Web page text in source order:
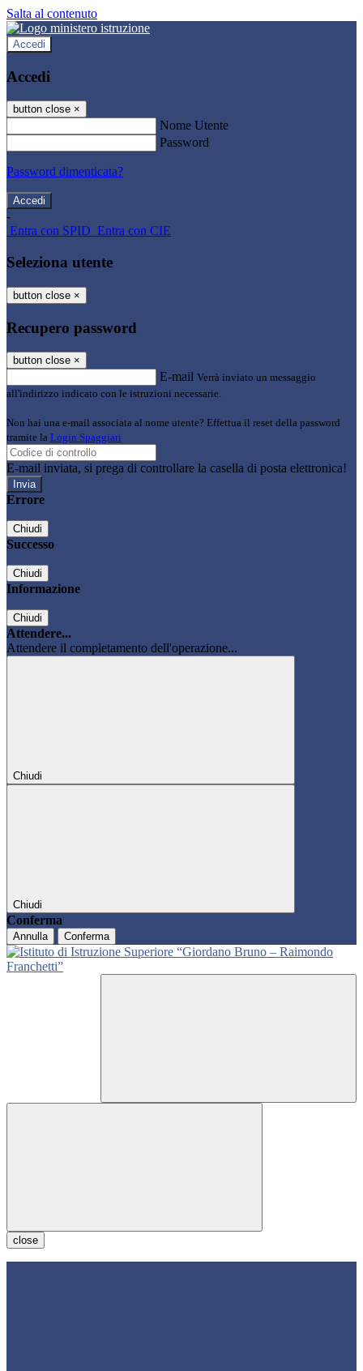
Salta al contenuto
Accedi
Accedi
button close ×
Nome Utente
Password
Password dimenticata?
-
Entra con SPID Entra con CIE
Seleziona utente
button close ×
Recupero password
button close ×
E-mail Verrà inviato un messaggio
all'indirizzo indicato con le istruzioni necessarie.
Non hai una e-mail associata al nome utente? Effettua il reset della password
tramite la Login Spaggiari
E-mail inviata, si prega di controllare la casella di posta elettronica!
Errore
Chiudi
Successo
Chiudi
Informazione
Chiudi
Attendere...
Attendere il completamento dell'operazione...
Chiudi
Chiudi
Conferma
Annulla Conferma
close